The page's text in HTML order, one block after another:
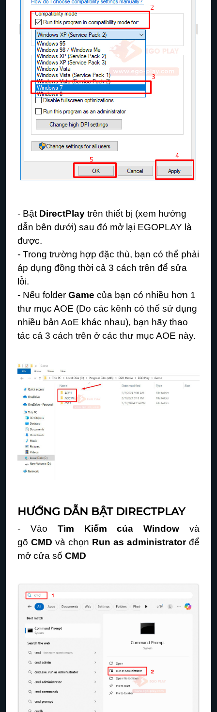
- Bật DirectPlay trên thiết bị (xem hướng
dẫn bên dưới) sau đó mở lại EGOPLAY là
được.
- Trong trường hợp đặc thù, bạn có thể phải
áp dụng đồng thời cả 3 cách trên để sửa
lỗi.
- Nếu folder Game của bạn có nhiều hơn 1
thư mục AOE (Do các kênh có thể sử dụng
nhiều bản AoE khác nhau), bạn hãy thao
tác cả 3 cách trên ở các thư mục AOE này.
HƯỚNG DẪN BẬT DIRECTPLAY
- Vào Tìm Kiếm của Windowvà
gõ CMD và chọn Run as administrator để
mở cửa số CMD